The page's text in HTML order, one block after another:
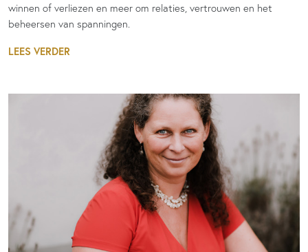
winnen of verliezen en meer om relaties, vertrouwen en het
beheersen van spanningen.
LEES VERDER